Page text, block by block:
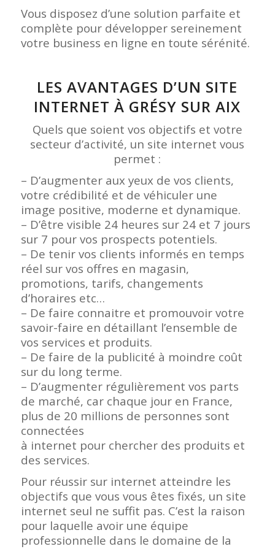
Vous disposez d’une solution parfaite et
complète pour développer sereinement
votre business en ligne en toute sérénité.
LES AVANTAGES D’UN SITE
INTERNET À GRÉSY SUR AIX
Quels que soient vos objectifs et votre
secteur d’activité, un site internet vous
permet :
– D’augmenter aux yeux de vos clients,
votre crédibilité et de véhiculer une
image positive, moderne et dynamique.
– D’être visible 24 heures sur 24 et 7 jours
sur 7 pour vos prospects potentiels.
– De tenir vos clients informés en temps
réel sur vos offres en magasin,
promotions, tarifs, changements
d’horaires etc…
– De faire connaitre et promouvoir votre
savoir-faire en détaillant l’ensemble de
vos services et produits.
– De faire de la publicité à moindre coût
sur du long terme.
– D’augmenter régulièrement vos parts
de marché, car chaque jour en France,
plus de 20 millions de personnes sont
connectées
à internet pour chercher des produits et
des services.
Pour réussir sur internet atteindre les
objectifs que vous vous êtes fixés, un site
internet seul ne suffit pas. C’est la raison
pour laquelle avoir une équipe
professionnelle dans le domaine de la